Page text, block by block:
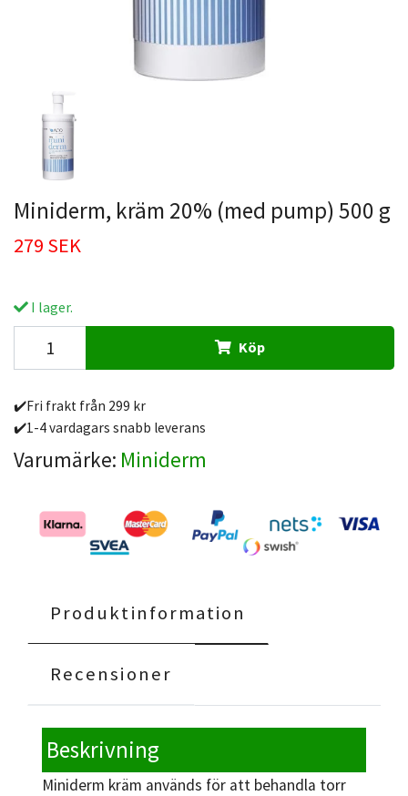
Miniderm, kräm 20% (med pump) 500 g
279 SEK
I lager.
Köp
✔️Fri frakt från 299 kr
✔️1-4 vardagars snabb leverans
Varumärke: Miniderm
Produktinformation
Recensioner
Beskrivning
Miniderm kräm används för att behandla torr